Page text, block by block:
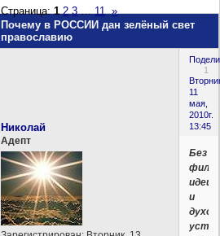
Почему в РОССИИ дан зелёный свет
православию
Страница:1 2 3 … 11 »
1
11
мая,
2010г.
13:45
Николай
Aдепт
Без
идеи
и